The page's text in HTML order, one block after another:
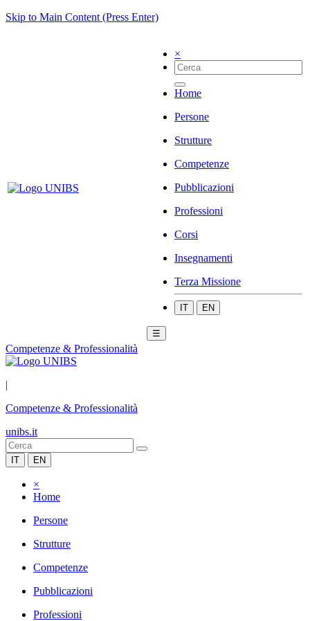
Skip to Main Content (Press Enter)
×
Home
Persone
Strutture
Competenze
Pubblicazioni
Professioni
Corsi
Insegnamenti
Terza Missione
IT EN
☰
Competenze & Professionalità
|
Competenze & Professionalità
unibs.it
IT EN
×
Home
Persone
Strutture
Competenze
Pubblicazioni
Professioni